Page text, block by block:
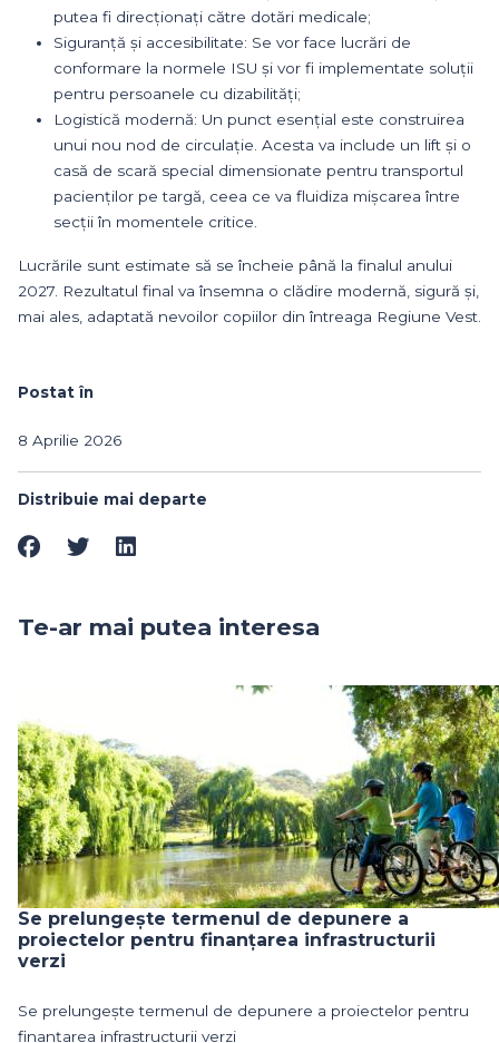
putea fi direcționați către dotări medicale;
Siguranță și accesibilitate: Se vor face lucrări de
conformare la normele ISU și vor fi implementate soluții
pentru persoanele cu dizabilități;
Logistică modernă: Un punct esențial este construirea
unui nou nod de circulație. Acesta va include un lift și o
casă de scară special dimensionate pentru transportul
pacienților pe targă, ceea ce va fluidiza mișcarea între
secții în momentele critice.
Lucrările sunt estimate să se încheie până la finalul anului
2027. Rezultatul final va însemna o clădire modernă, sigură și,
mai ales, adaptată nevoilor copiilor din întreaga Regiune Vest.
Postat în
8 Aprilie 2026
Distribuie mai departe
Te-ar mai putea interesa
Se prelungește termenul de depunere a
proiectelor pentru finanțarea infrastructurii
verzi
Se prelungește termenul de depunere a proiectelor pentru
finanțarea infrastructurii verzi